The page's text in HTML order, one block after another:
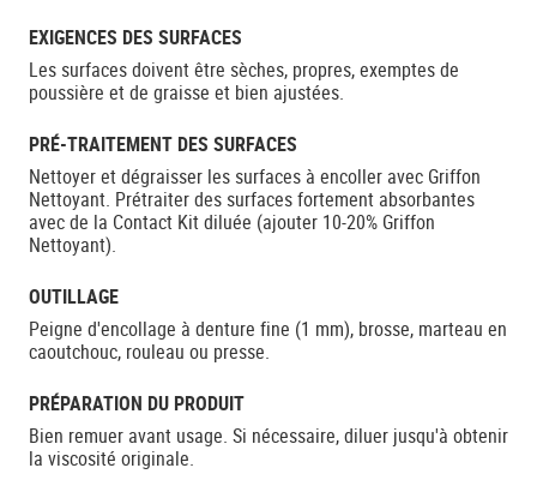
EXIGENCES DES SURFACES
Les surfaces doivent être sèches, propres, exemptes de
poussière et de graisse et bien ajustées.
PRÉ-TRAITEMENT DES SURFACES
Nettoyer et dégraisser les surfaces à encoller avec Griffon
Nettoyant. Prétraiter des surfaces fortement absorbantes
avec de la Contact Kit diluée (ajouter 10-20% Griffon
Nettoyant).
OUTILLAGE
Peigne d'encollage à denture fine (1 mm), brosse, marteau en
caoutchouc, rouleau ou presse.
PRÉPARATION DU PRODUIT
Bien remuer avant usage. Si nécessaire, diluer jusqu'à obtenir
la viscosité originale.